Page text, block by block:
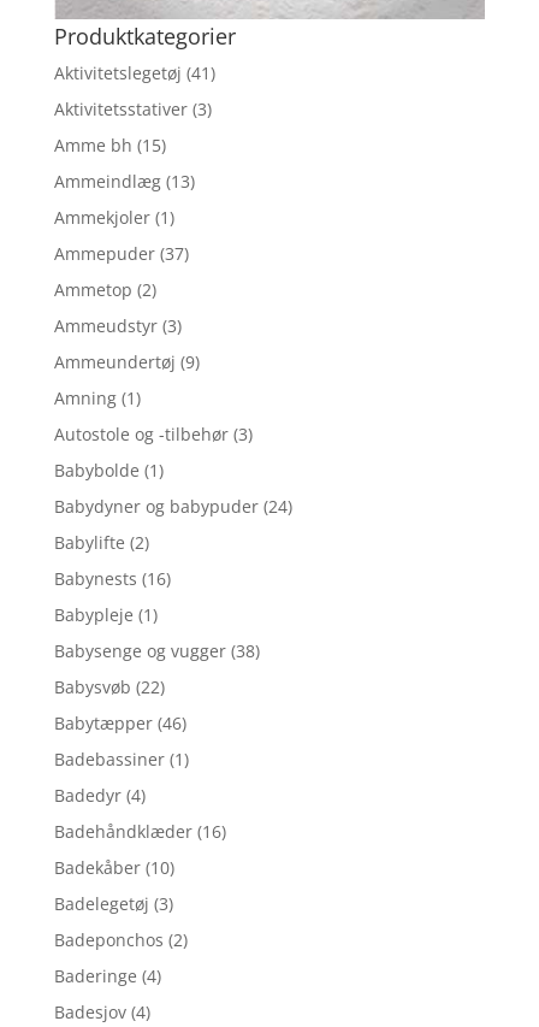
Produktkategorier
Aktivitetslegetøj (41)
Aktivitetsstativer (3)
Amme bh (15)
Ammeindlæg (13)
Ammekjoler (1)
Ammepuder (37)
Ammetop (2)
Ammeudstyr (3)
Ammeundertøj (9)
Amning (1)
Autostole og -tilbehør (3)
Babybolde (1)
Babydyner og babypuder (24)
Babylifte (2)
Babynests (16)
Babypleje (1)
Babysenge og vugger (38)
Babysvøb (22)
Babytæpper (46)
Badebassiner (1)
Badedyr (4)
Badehåndklæder (16)
Badekåber (10)
Badelegetøj (3)
Badeponchos (2)
Baderinge (4)
Badesjov (4)